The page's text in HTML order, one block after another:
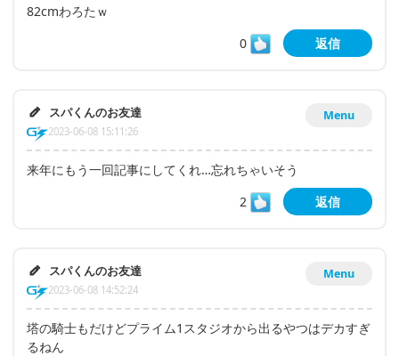
82cmわろたｗ
0
返信
Menu
スパくんのお友達
2023-06-08 15:11:26
来年にもう一回記事にしてくれ…忘れちゃいそう
2
返信
Menu
スパくんのお友達
2023-06-08 14:52:24
塔の騎士もだけどプライム1スタジオから出るやつはデカすぎ
るねん